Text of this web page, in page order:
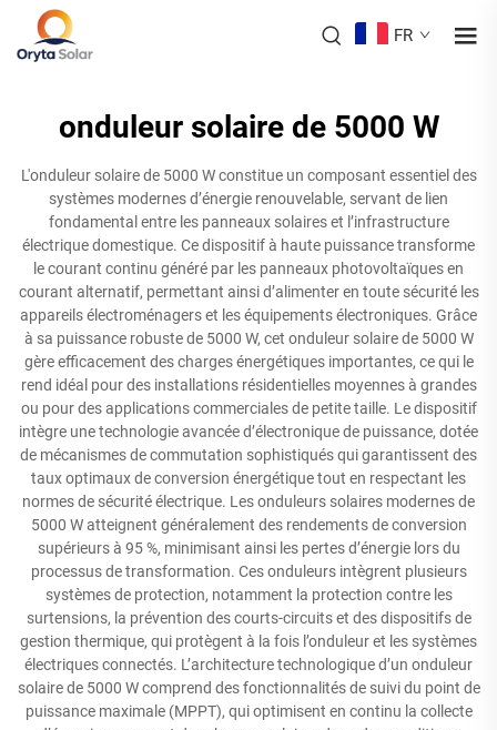
FR
onduleur solaire de 5000 W
L'onduleur solaire de 5000 W constitue un composant essentiel des
systèmes modernes d’énergie renouvelable, servant de lien
fondamental entre les panneaux solaires et l’infrastructure
électrique domestique. Ce dispositif à haute puissance transforme
le courant continu généré par les panneaux photovoltaïques en
courant alternatif, permettant ainsi d’alimenter en toute sécurité les
appareils électroménagers et les équipements électroniques. Grâce
à sa puissance robuste de 5000 W, cet onduleur solaire de 5000 W
gère efficacement des charges énergétiques importantes, ce qui le
rend idéal pour des installations résidentielles moyennes à grandes
ou pour des applications commerciales de petite taille. Le dispositif
intègre une technologie avancée d’électronique de puissance, dotée
de mécanismes de commutation sophistiqués qui garantissent des
taux optimaux de conversion énergétique tout en respectant les
normes de sécurité électrique. Les onduleurs solaires modernes de
5000 W atteignent généralement des rendements de conversion
supérieurs à 95 %, minimisant ainsi les pertes d’énergie lors du
processus de transformation. Ces onduleurs intègrent plusieurs
systèmes de protection, notamment la protection contre les
surtensions, la prévention des courts-circuits et des dispositifs de
gestion thermique, qui protègent à la fois l’onduleur et les systèmes
électriques connectés. L’architecture technologique d’un onduleur
solaire de 5000 W comprend des fonctionnalités de suivi du point de
puissance maximale (MPPT), qui optimisent en continu la collecte